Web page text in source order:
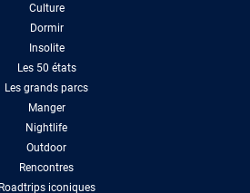
Culture
Dormir
Insolite
Les 50 états
Les grands parcs
Manger
Nightlife
Outdoor
Rencontres
Roadtrips iconiques